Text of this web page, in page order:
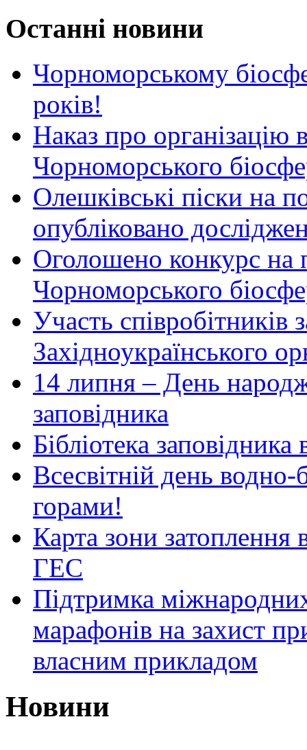
Останні новини
Чорноморському
років!
Наказ про організацію
Чорноморського
Олешківські піски на
опубліковано
Оголошено конкурс на
Чорноморського
Участь співробітників
Західноукраїнського
14 липня – День
заповідника
Бібліотека
Всесвітній день
горами!
Карта зони затоплення
ГЕС
Підтримка
марафонів на захист
власним прикладом
Новини